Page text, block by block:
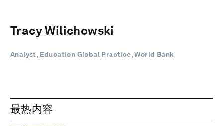
Tracy Wilichowski
Analyst, Education Global Practice, World Bank
最热内容